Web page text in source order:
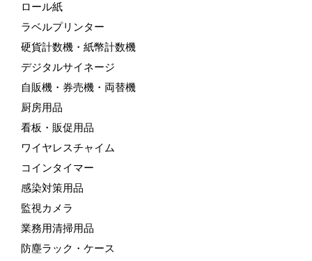
ロール紙
ラベルプリンター
硬貨計数機・紙幣計数機
デジタルサイネージ
自販機・券売機・両替機
厨房用品
看板・販促用品
ワイヤレスチャイム
コインタイマー
感染対策用品
監視カメラ
業務用清掃用品
防塵ラック・ケース